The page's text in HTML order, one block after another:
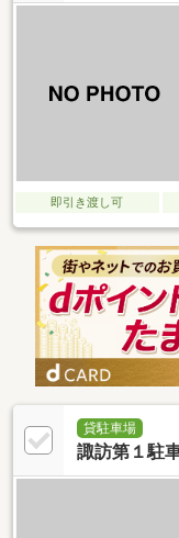
即引き渡し可
貸駐車場
諏訪第１駐